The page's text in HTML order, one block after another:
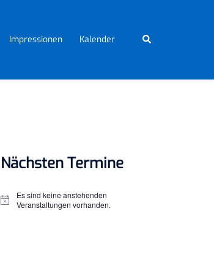
Impressionen Kalender Suche
Nächsten Termine
Hinweis
Es sind keine anstehenden
Veranstaltungen vorhanden.